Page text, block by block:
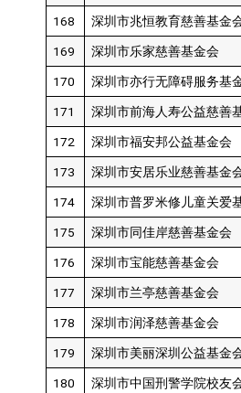
168 深圳市兆恒教育慈善基金
169 深圳市乐家慈善基金会
170 深圳市亦行无障碍服务基
171 深圳市前海人寿公益慈善
172 深圳市福安邦公益基金会
173 深圳市安居乐业慈善基金
174 深圳市普罗米修儿童关爱
175 深圳市同佳岸慈善基金会
176 深圳市宝能慈善基金会
177 深圳市兰亭慈善基金会
178 深圳市润泽慈善基金会
179 深圳市美丽深圳公益基金
180 深圳市中国刑警学院校友